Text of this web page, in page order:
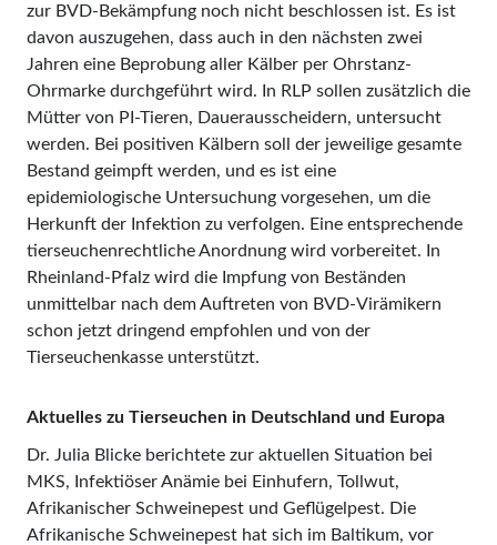
zur BVD-Bekämpfung noch nicht beschlossen ist. Es ist
davon auszugehen, dass auch in den nächsten zwei
Jahren eine Beprobung aller Kälber per Ohrstanz-
Ohrmarke durchgeführt wird. In RLP sollen zusätzlich die
Mütter von PI-Tieren, Dauerausscheidern, untersucht
werden. Bei positiven Kälbern soll der jeweilige gesamte
Bestand geimpft werden, und es ist eine
epidemiologische Untersuchung vorgesehen, um die
Herkunft der Infektion zu verfolgen. Eine entsprechende
tierseuchenrechtliche Anordnung wird vorbereitet. In
Rheinland-Pfalz wird die Impfung von Beständen
unmittelbar nach dem Auftreten von BVD-Virämikern
schon jetzt dringend empfohlen und von der
Tierseuchenkasse unterstützt.
Aktuelles zu Tierseuchen in Deutschland und Europa
Dr. Julia Blicke berichtete zur aktuellen Situation bei
MKS, Infektiöser Anämie bei Einhufern, Tollwut,
Afrikanischer Schweinepest und Geflügelpest. Die
Afrikanische Schweinepest hat sich im Baltikum, vor